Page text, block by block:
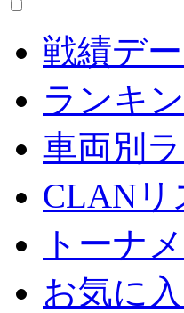
戦績デ
ランキ
車両別
CLANリ
トーナ
お気に入